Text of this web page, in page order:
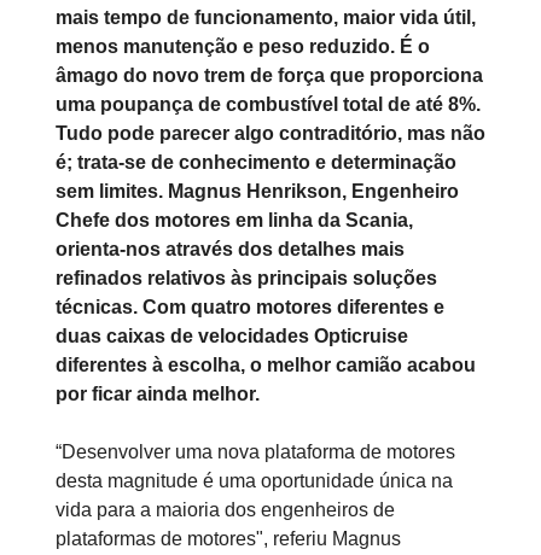
mais tempo de funcionamento, maior vida útil,
menos manutenção e peso reduzido. É o
âmago do novo trem de força que proporciona
uma poupança de combustível total de até 8%.
Tudo pode parecer algo contraditório, mas não
é; trata-se de conhecimento e determinação
sem limites. Magnus Henrikson, Engenheiro
Chefe dos motores em linha da Scania,
orienta-nos através dos detalhes mais
refinados relativos às principais soluções
técnicas. Com quatro motores diferentes e
duas caixas de velocidades Opticruise
diferentes à escolha, o melhor camião acabou
por ficar ainda melhor.
“Desenvolver uma nova plataforma de motores
desta magnitude é uma oportunidade única na
vida para a maioria dos engenheiros de
plataformas de motores", referiu Magnus